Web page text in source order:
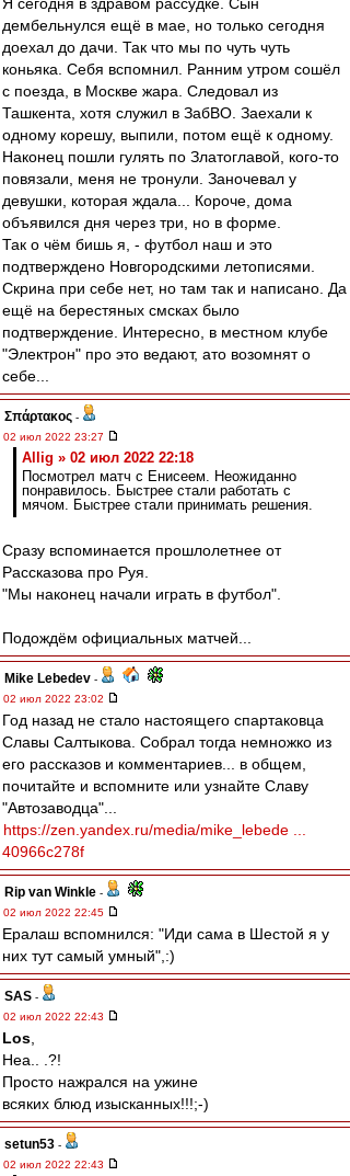
дембельнулся ещё в мае, но только сегодня
доехал до дачи. Так что мы по чуть чуть
коньяка. Себя вспомнил. Ранним утром сошёл
с поезда, в Москве жара. Следовал из
Ташкента, хотя служил в ЗабВО. Заехали к
одному корешу, выпили, потом ещё к одному.
Наконец пошли гулять по Златоглавой, кого-то
повязали, меня не тронули. Заночевал у
девушки, которая ждала... Короче, дома
объявился дня через три, но в форме.
Так о чём бишь я, - футбол наш и это
подтверждено Новгородскими летописями.
Скрина при себе нет, но там так и написано. Да
ещё на берестяных смсках было
подтверждение. Интересно, в местном клубе
"Электрон" про это ведают, ато возомнят о
себе...
Σπάρτακος -
02 июл 2022 23:27
Allig » 02 июл 2022 22:18
Посмотрел матч с Енисеем. Неожиданно
понравилось. Быстрее стали работать с
мячом. Быстрее стали принимать решения.
Сразу вспоминается прошлолетнее от
Рассказова про Руя.
"Мы наконец начали играть в футбол".
Подождём официальных матчей...
Mike Lebedev -
02 июл 2022 23:02
Год назад не стало настоящего спартаковца
Славы Салтыкова. Собрал тогда немножко из
его рассказов и комментариев... в общем,
почитайте и вспомните или узнайте Славу
"Автозаводца"...
https://zen.yandex.ru/media/mike_lebede ...
40966c278f
Rip van Winkle -
02 июл 2022 22:45
Ералаш вспомнился: "Иди сама в Шестой я у
них тут самый умный",:)
SAS -
02 июл 2022 22:43
Los
Неа.. .?!
Просто нажрался на ужине
всяких блюд изысканных!!!;-)
setun53 -
02 июл 2022 22:43